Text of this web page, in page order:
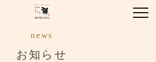
news
お知らせ